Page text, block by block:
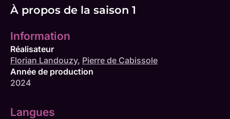
À propos de la saison 1
Information
Réalisateur
Florian Landouzy, Pierre de Cabissole
Année de production
2024
Langues